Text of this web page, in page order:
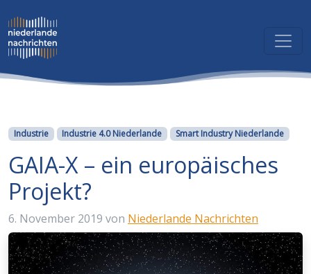
Kategorien
Industrie Industrie 4.0 Niederlande Smart Industry Niederlande
GAIA-X – ein europäisches
Projekt?
6. November 2019 von Niederlande Nachrichten